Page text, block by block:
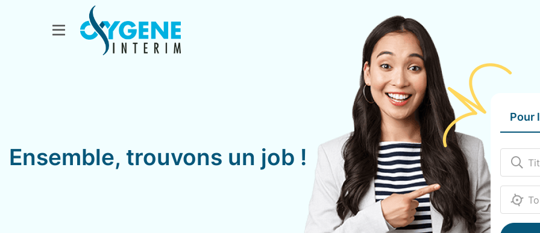
Ensemble, trouvons un job !
Pour